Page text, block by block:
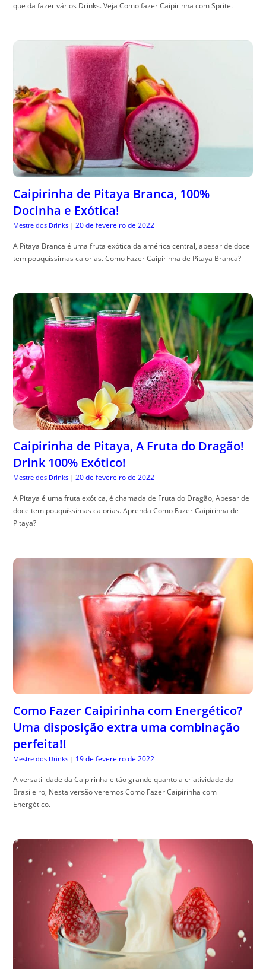
que da fazer vários Drinks. Veja Como fazer Caipirinha com Sprite.
Caipirinha de Pitaya Branca, 100%
Docinha e Exótica!
Mestre dos Drinks | 20 de fevereiro de 2022
A Pitaya Branca é uma fruta exótica da américa central, apesar de doce
tem pouquíssimas calorias. Como Fazer Caipirinha de Pitaya Branca?
Caipirinha de Pitaya, A Fruta do Dragão!
Drink 100% Exótico!
Mestre dos Drinks | 20 de fevereiro de 2022
A Pitaya é uma fruta exótica, é chamada de Fruta do Dragão, Apesar de
doce tem pouquíssimas calorias. Aprenda Como Fazer Caipirinha de
Pitaya?
Como Fazer Caipirinha com Energético?
Uma disposição extra uma combinação
perfeita!!
Mestre dos Drinks | 19 de fevereiro de 2022
A versatilidade da Caipirinha e tão grande quanto a criatividade do
Brasileiro, Nesta versão veremos Como Fazer Caipirinha com
Energético.